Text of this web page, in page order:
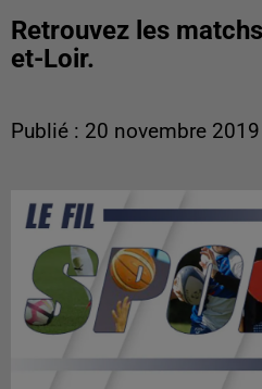
Retrouvez les
et-Loir.
Publié : 20 novembre